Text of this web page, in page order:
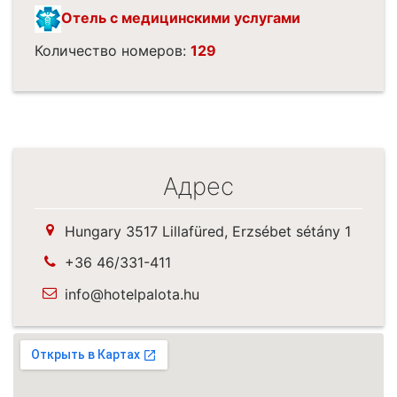
Отель с медицинскими услугами
Количество номеров: 129
Адрес
Hungary 3517 Lillafüred, Erzsébet sétány 1
+36 46/331-411
info@hotelpalota.hu